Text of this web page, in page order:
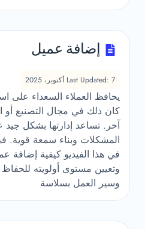
إضافة عميل
Last Updated: 7 أكتوبر، 2025
يحافظ العملاء السعداء على
كان ذلك في مجال التصنيع أو
آخر. تساعد إدارتها بشكل جيد
المشكلات وبناء سمعة قوية.
وتعيين مستوى أولويته
وسير العمل بسلاسة